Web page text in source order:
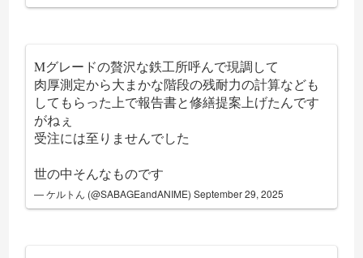
Mグレードの贅沢な鉄工所呼んで現調して
肉厚測定から大まかな階段の残耐力の計算なども
してもらった上で報告書と修繕提案上げたんです
がねぇ
受注には至りませんでした
世の中そんなものです
— ケルトん (@SABAGEandANIME)September 29, 2025